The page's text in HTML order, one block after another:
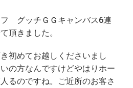
グッチＧＧキャンバス6連
頂きました。
初めてお越しくださいまし
の方なんですけどやはりホー
るのですね。ご近所のお客さ